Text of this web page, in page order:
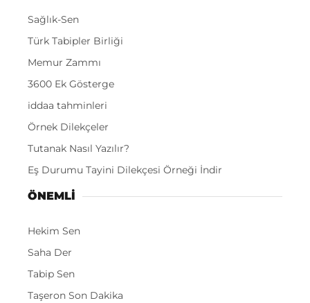
Sağlık-Sen
Türk Tabipler Birliği
Memur Zammı
3600 Ek Gösterge
iddaa tahminleri
Örnek Dilekçeler
Tutanak Nasıl Yazılır?
Eş Durumu Tayini Dilekçesi Örneği İndir
ÖNEMLI
Hekim Sen
Saha Der
Tabip Sen
Taşeron Son Dakika